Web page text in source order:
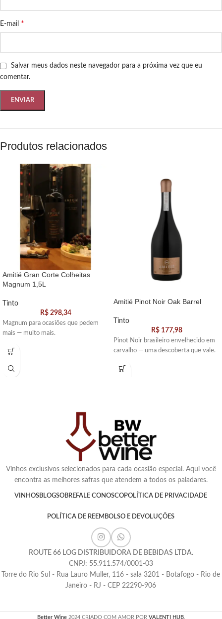
E-mail *
Salvar meus dados neste navegador para a próxima vez que eu
comentar.
Produtos relacionados
Amitié Gran Corte Colheitas
Magnum 1,5L
Tinto
R$298,34
Magnum para ocasiões que pedem
mais — muito mais.
Amitié Pinot Noir Oak Barrel
Tinto
R$177,98
Pinot Noir brasileiro envelhecido em
carvalho — uma descoberta que vale.
Vinhos exclusivos selecionados para cada ocasião especial. Aqui você
encontra as melhores safras que atendem a todos os paladares.
VINHOSBLOGSOBREFALE CONOSCOPOLÍTICA DE PRIVACIDADE
POLÍTICA DE REEMBOLSO E DEVOLUÇÕES
ROUTE 66 LOG DISTRIBUIDORA DE BEBIDAS LTDA.
CNPJ: 55.911.574/0001-03
Torre do Rio Sul - Rua Lauro Muller, 116 - sala 3201 - Botafogo - Rio de
Janeiro - RJ - CEP 22290-906
Better Wine 2024 CRIADO COM AMOR POR VALENTI HUB.